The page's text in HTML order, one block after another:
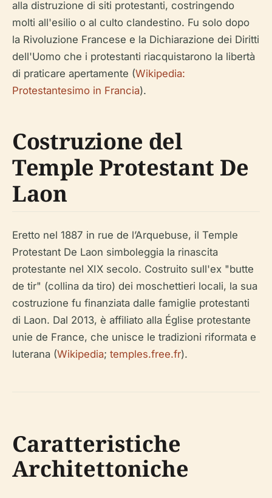
alla distruzione di siti protestanti, costringendo
molti all'esilio o al culto clandestino. Fu solo dopo
la Rivoluzione Francese e la Dichiarazione dei Diritti
dell'Uomo che i protestanti riacquistarono la libertà
di praticare apertamente (Wikipedia:
Protestantesimo in Francia).
Costruzione del
Temple Protestant De
Laon
Eretto nel 1887 in rue de l’Arquebuse, il Temple
Protestant De Laon simboleggia la rinascita
protestante nel XIX secolo. Costruito sull'ex "butte
de tir" (collina da tiro) dei moschettieri locali, la sua
costruzione fu finanziata dalle famiglie protestanti
di Laon. Dal 2013, è affiliato alla Église protestante
unie de France, che unisce le tradizioni riformata e
luterana (Wikipedia; temples.free.fr).
Caratteristiche
Architettoniche